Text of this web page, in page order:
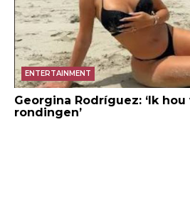
ENTERTAINMENT
Georgina Rodríguez: ‘Ik
rondingen’